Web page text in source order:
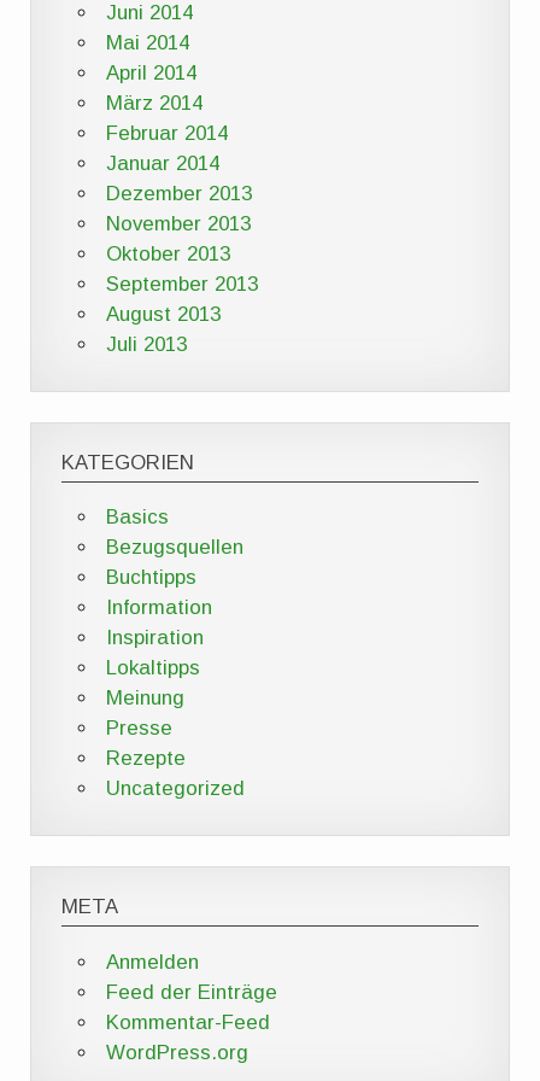
Juni 2014
Mai 2014
April 2014
März 2014
Februar 2014
Januar 2014
Dezember 2013
November 2013
Oktober 2013
September 2013
August 2013
Juli 2013
KATEGORIEN
Basics
Bezugsquellen
Buchtipps
Information
Inspiration
Lokaltipps
Meinung
Presse
Rezepte
Uncategorized
META
Anmelden
Feed der Einträge
Kommentar-Feed
WordPress.org